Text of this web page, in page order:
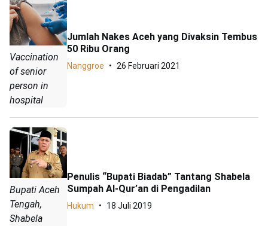
Vaccination
of senior
person in
hospital
Jumlah Nakes Aceh yang Divaksin Tembus
50 Ribu Orang
Nanggroe 26 Februari 2021
Bupati Aceh
Tengah,
Shabela
Penulis “Bupati Biadab” Tantang Shabela
Sumpah Al-Qur’an di Pengadilan
Hukum 18 Juli 2019